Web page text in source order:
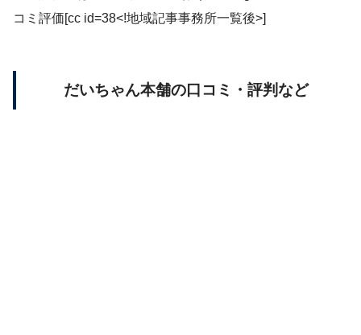
コミ評価[cc id=38<!地域記事事務所一覧後>]
だいちゃん本舗の口コミ・評判など